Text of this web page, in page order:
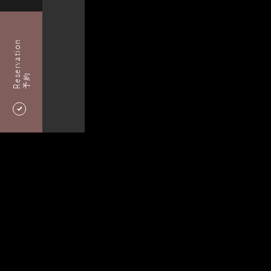
Reservation予約